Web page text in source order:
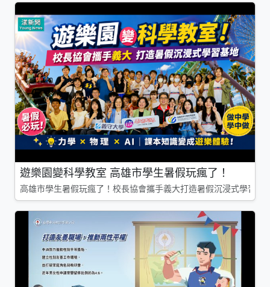
遊樂園變科學教室 高雄市學生暑假玩瘋了！
高雄市學生暑假玩瘋了！校長協會攜手義大打造暑假沉浸式學習基